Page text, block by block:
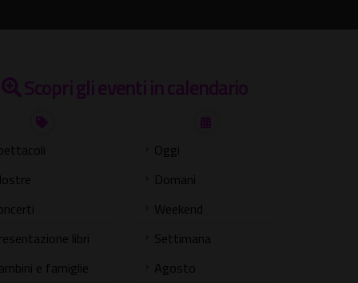
Scopri gli eventi in calendario
libri
e famiglie
Oggi
Domani
Weekend
Settimana
Agosto